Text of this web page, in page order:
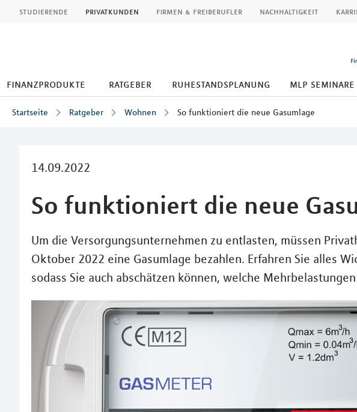
studierende privatkunden firmen & freiberufler nachhaltigkeit
finanzprodukte ratgeber ruhestandsplanung mlp seminare
Startseite Ratgeber Wohnen So funktioniert die neue Gasumlage
14.09.2022
So funktioniert die neue
Um die Versorgungsunternehmen zu entlasten, müssen
Oktober 2022 eine Gasumlage bezahlen. Erfahren Sie alles
sodass Sie auch abschätzen können, welche